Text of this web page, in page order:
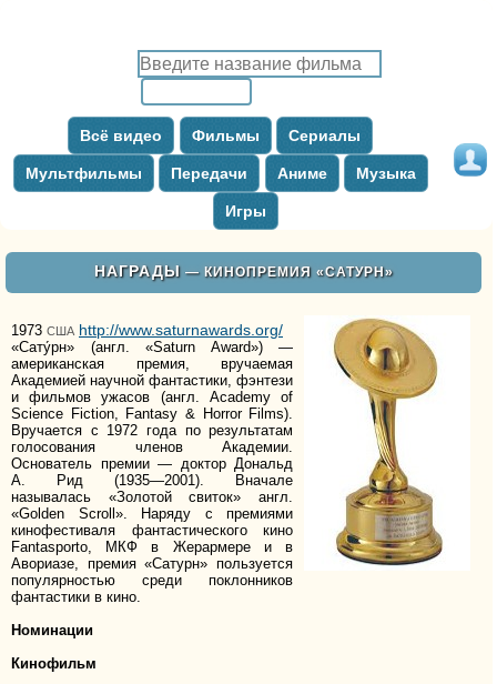
Всё видео Фильмы Сериалы
Мультфильмы Передачи Аниме Музыка
Игры
НАГРАДЫ — КИНОПРЕМИЯ «САТУРН»
1973 США http://www.saturnawards.org/
«Сату́рн» (англ. «Saturn Award») —
американская премия, вручаемая
Академией научной фантастики, фэнтези
и фильмов ужасов (англ. Academy of
Science Fiction, Fantasy & Horror Films).
Вручается с 1972 года по результатам
голосования членов Академии.
Основатель премии — доктор Дональд
А. Рид (1935—2001). Вначале
называлась «Золотой свиток» англ.
«Golden Scroll». Наряду с премиями
кинофестиваля фантастического кино
Fantasporto, МКФ в Жерармере и в
Авориазе, премия «Сатурн» пользуется
популярностью среди поклонников
фантастики в кино.
Номинации
Кинофильм